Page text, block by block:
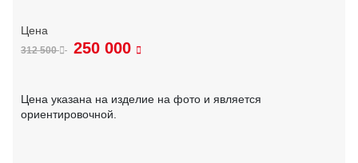
312 500 250 000
Цена указана на изделие на фото и является
ориентировочной.